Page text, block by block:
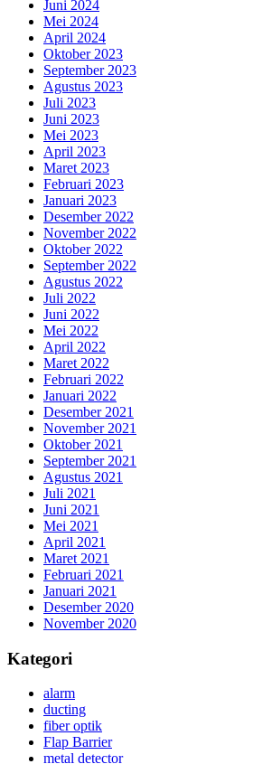
Juni 2024
Mei 2024
April 2024
Oktober 2023
September 2023
Agustus 2023
Juli 2023
Juni 2023
Mei 2023
April 2023
Maret 2023
Februari 2023
Januari 2023
Desember 2022
November 2022
Oktober 2022
September 2022
Agustus 2022
Juli 2022
Juni 2022
Mei 2022
April 2022
Maret 2022
Februari 2022
Januari 2022
Desember 2021
November 2021
Oktober 2021
September 2021
Agustus 2021
Juli 2021
Juni 2021
Mei 2021
April 2021
Maret 2021
Februari 2021
Januari 2021
Desember 2020
November 2020
Kategori
alarm
ducting
fiber optik
Flap Barrier
metal detector